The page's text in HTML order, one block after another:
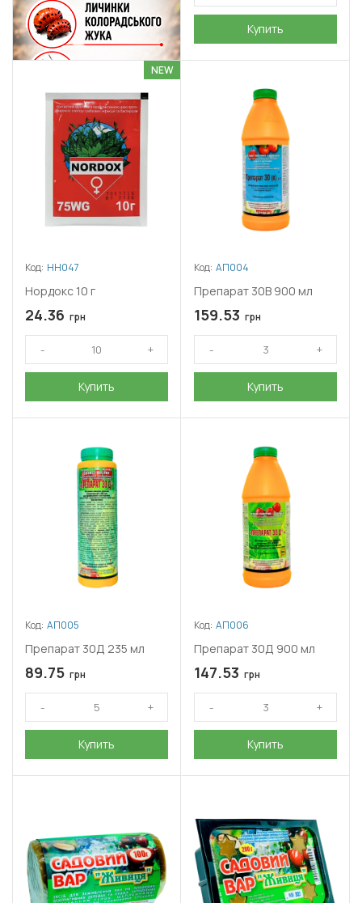
Купить
NEW
Код: НН047
Нордокс 10 г
24.36 грн
Купить
Код: АП004
Препарат 30В 900 мл
159.53 грн
Купить
Код: АП005
Препарат 30Д 235 мл
89.75 грн
Купить
Код: АП006
Препарат 30Д 900 мл
147.53 грн
Купить